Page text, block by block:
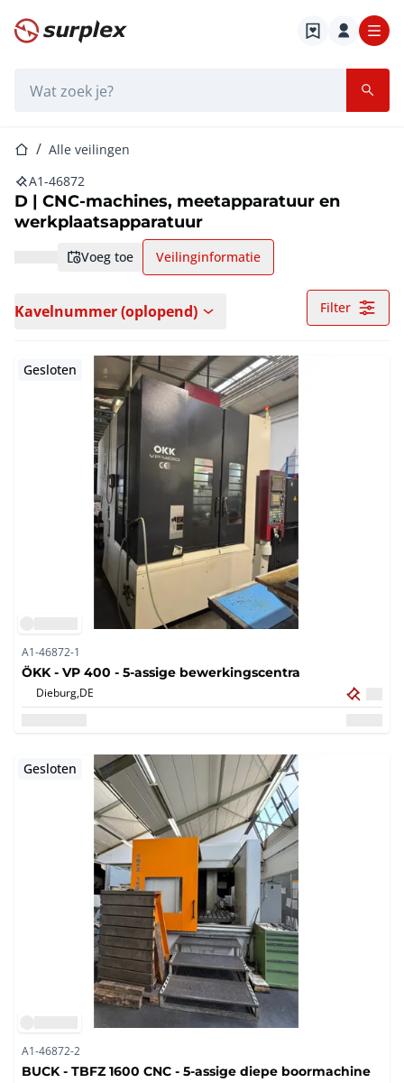
Startpagina
StartpaginaAlle veilingen
A1-46872
D | CNC-machines, meetapparatuur en
werkplaatsapparatuur
voeg toe Veilinginformatie
Kavelnummer (oplopend) Filter
Gesloten
A1-46872-1
ÖKK - VP 400 - 5-assige bewerkingscentra
Dieburg,DE
Gesloten
A1-46872-2
BUCK - TBFZ 1600 CNC - 5-assige diepe boormachine